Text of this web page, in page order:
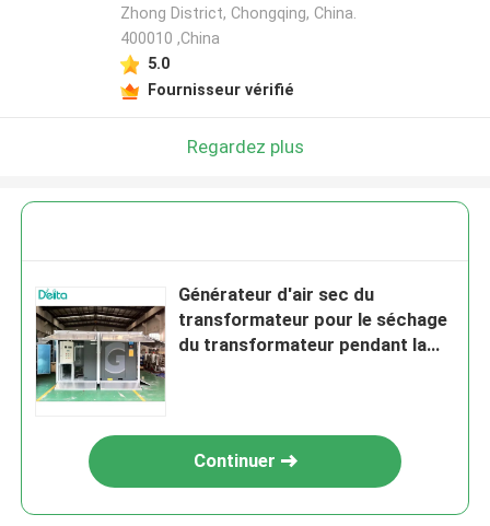
Zhong District, Chongqing, China.
400010 ,China
5.0
Fournisseur vérifié
Regardez plus
Générateur d'air sec du
transformateur pour le séchage
du transformateur pendant la
Continuer